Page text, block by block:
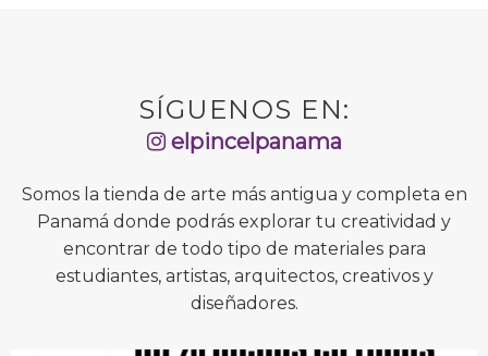
SÍGUENOS EN:
elpincelpanama
Somos la tienda de arte más antigua y completa en
Panamá donde podrás explorar tu creatividad y
encontrar de todo tipo de materiales para
estudiantes, artistas, arquitectos, creativos y
diseñadores.